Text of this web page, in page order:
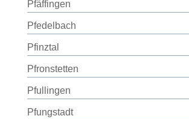
Pfäffingen
Pfedelbach
Pfinztal
Pfronstetten
Pfullingen
Pfungstadt